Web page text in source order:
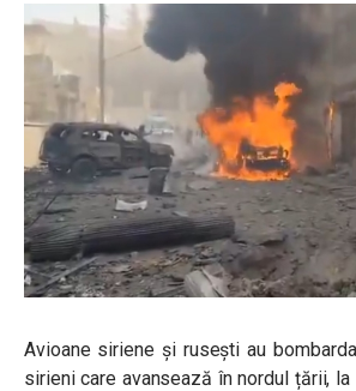
Avioane siriene și rusești au
sirieni care avansează în nordul țării,